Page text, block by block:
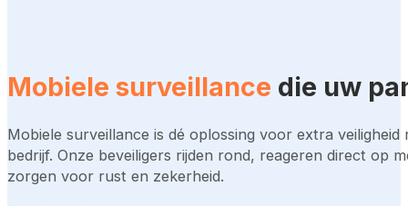
Mobiele surveillance die uw
Mobiele surveillance is dé oplossing voor extra veiligheid
bedrijf. Onze beveiligers rijden rond, reageren direct op
zorgen voor rust en zekerheid.